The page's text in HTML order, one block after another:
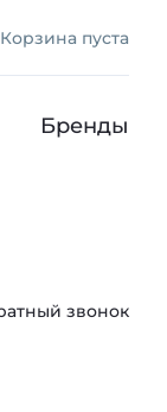
Корзина пуста
Бренды
звонок